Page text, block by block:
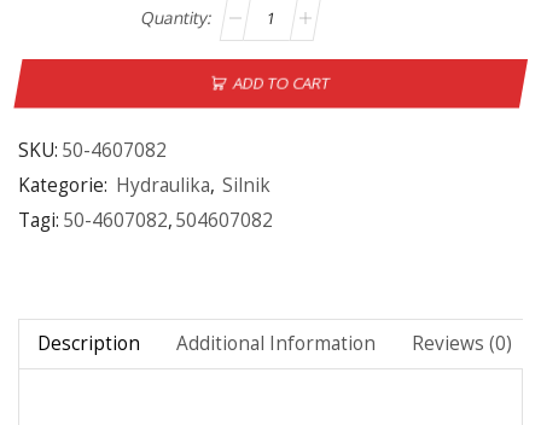
ADD TO CART
SKU: 50-4607082
Kategorie: Hydraulika, Silnik
Tagi: 50-4607082,504607082
Description Additional Information Reviews (0)